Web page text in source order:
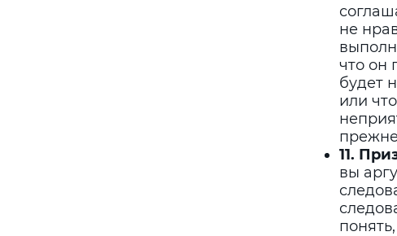
не
что он
будет
или
11.
вы